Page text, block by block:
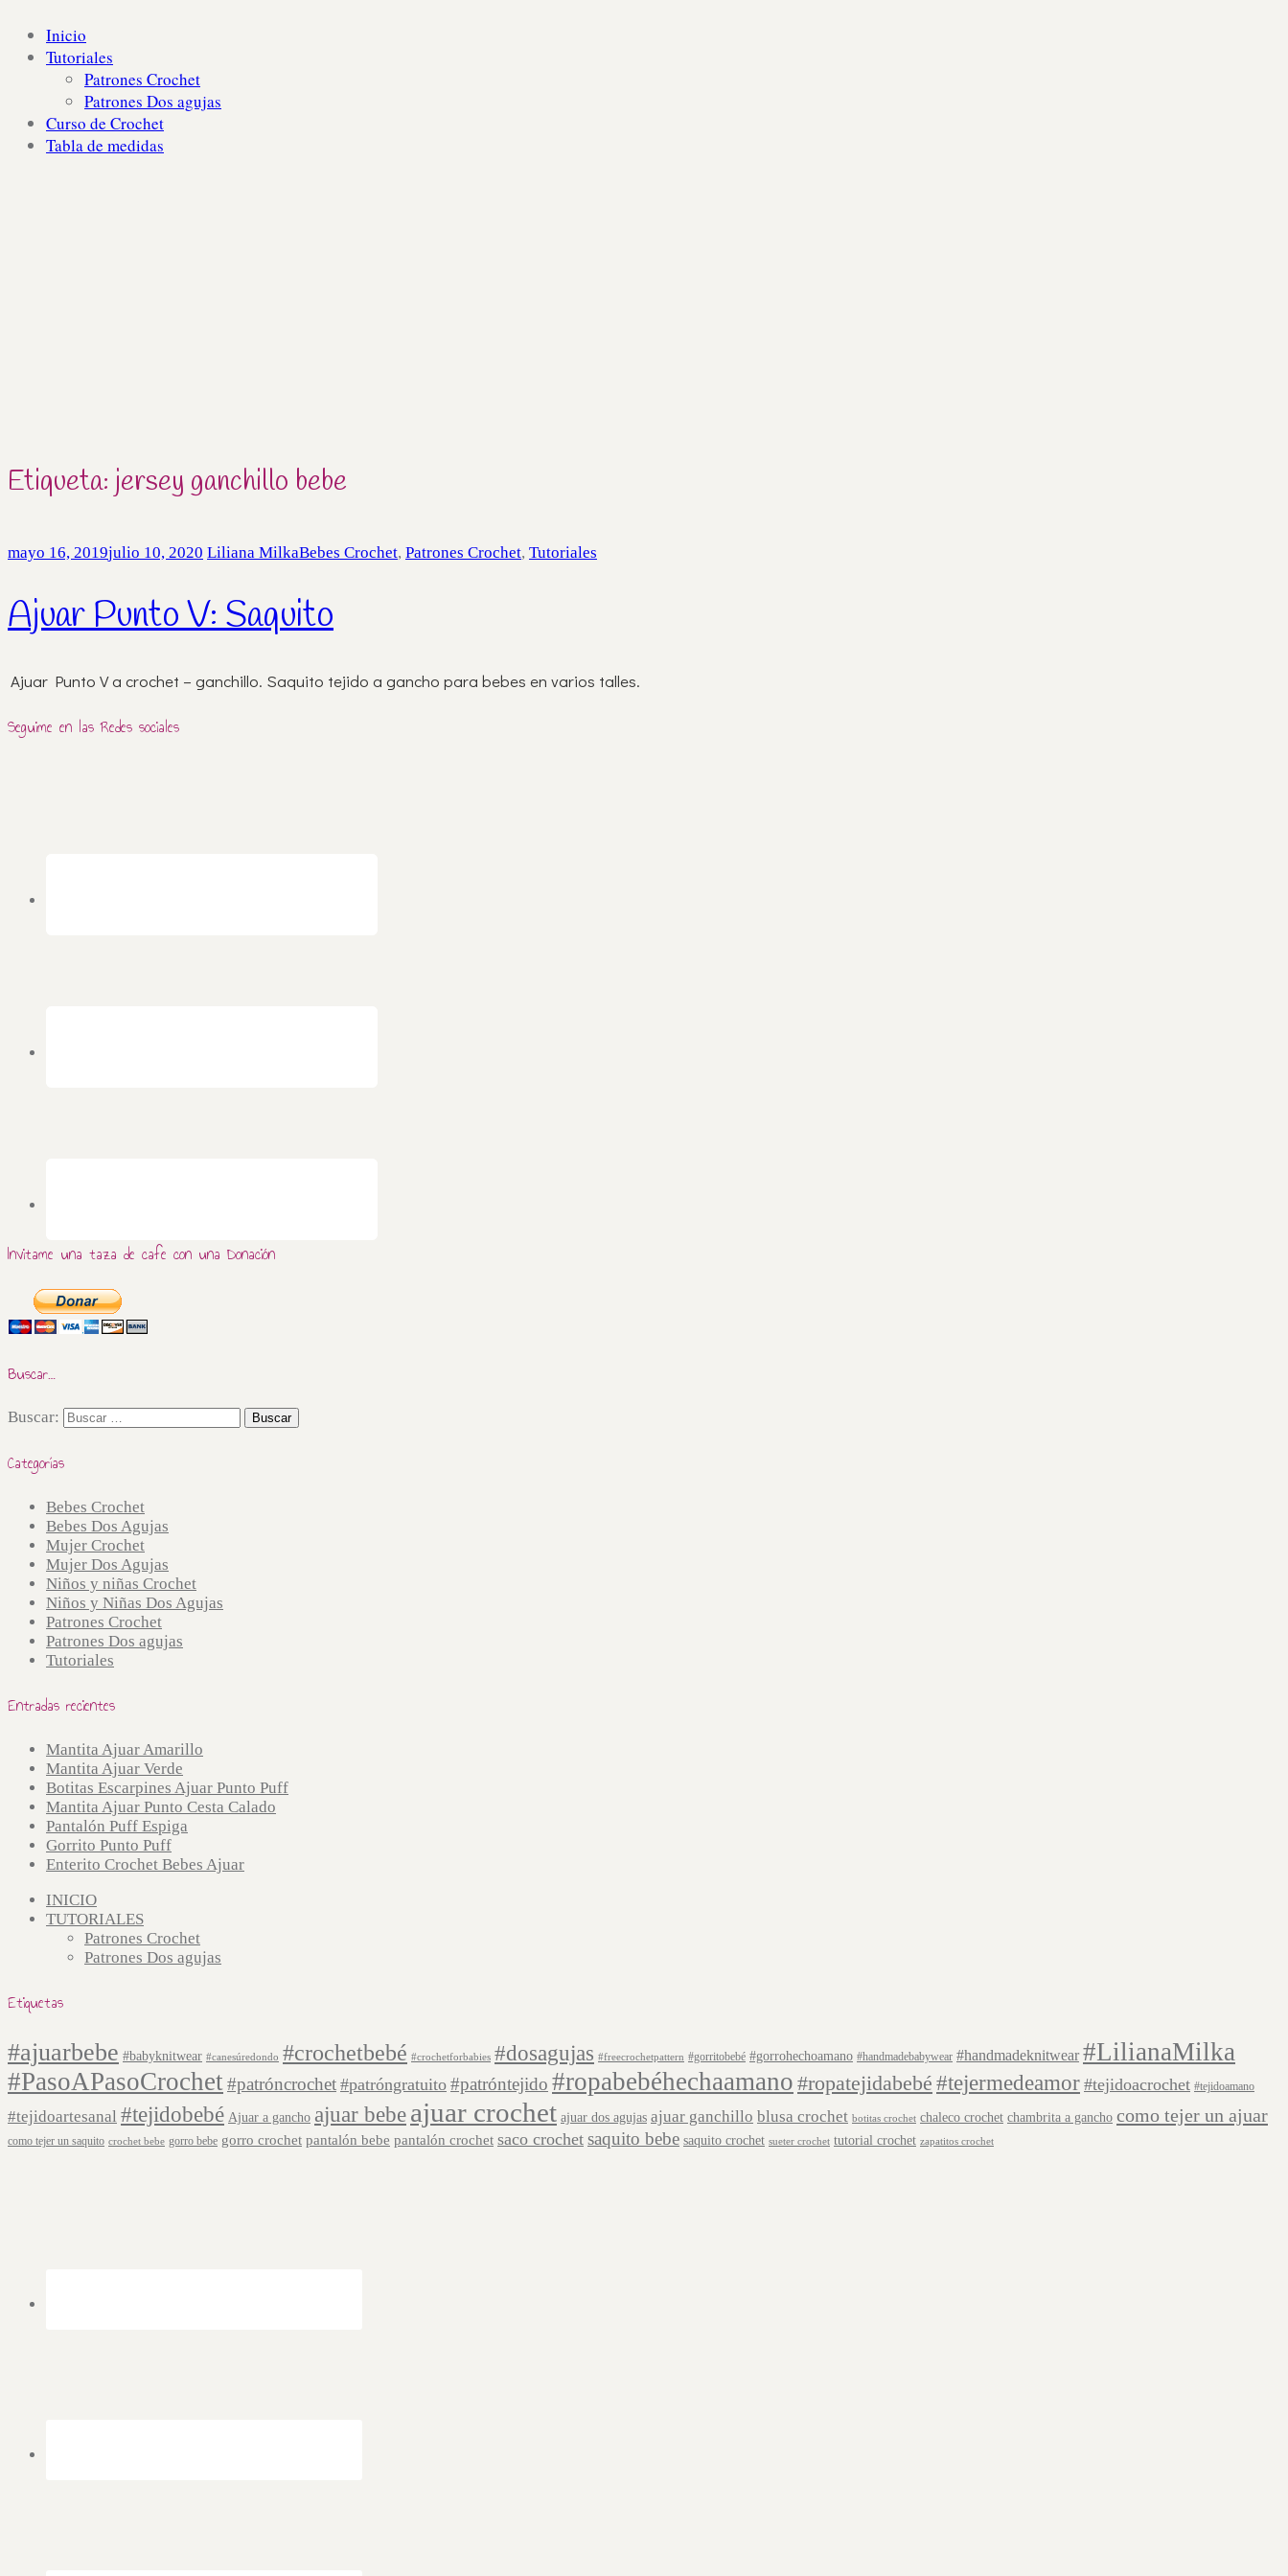
Inicio
Tutoriales
Patrones Crochet
Patrones Dos agujas
Curso de Crochet
Tabla de medidas
Etiqueta: jersey ganchillo bebe
mayo 16, 2019julio 10, 2020 Liliana MilkaBebes Crochet, Patrones Crochet, Tutoriales
Ajuar Punto V: Saquito
Ajuar Punto V a crochet – ganchillo. Saquito tejido a gancho para bebes en varios talles.
Seguime en las Redes sociales
Invitame una taza de cafe con una Donación
Buscar…
Buscar:
Categorías
Bebes Crochet
Bebes Dos Agujas
Mujer Crochet
Mujer Dos Agujas
Niños y niñas Crochet
Niños y Niñas Dos Agujas
Patrones Crochet
Patrones Dos agujas
Tutoriales
Entradas recientes
Mantita Ajuar Amarillo
Mantita Ajuar Verde
Botitas Escarpines Ajuar Punto Puff
Mantita Ajuar Punto Cesta Calado
Pantalón Puff Espiga
Gorrito Punto Puff
Enterito Crochet Bebes Ajuar
INICIO
TUTORIALES
Patrones Crochet
Patrones Dos agujas
Etiquetas
#ajuarbebe #babyknitwear #canesúredondo #crochetbebé #crochetforbabies #dosagujas #freecrochetpattern #gorritobebé #gorrohechoamano #handmadebabywear #handmadeknitwear #LilianaMilka
#PasoAPasoCrochet#patróncrochet #patróngratuito #patróntejido #ropabebéhechaamano #ropatejidabebé #tejermedeamor #tejidoacrochet #tejidoamano
#tejidoartesanal #tejidobebé Ajuar a gancho ajuar bebeajuar crochet ajuar dos agujas ajuar ganchillo blusa crochet botitas crochet chaleco crochet chambrita a gancho como tejer un ajuar
como tejer un saquito crochet bebe gorro bebe gorro crochet pantalón bebe pantalón crochet saco crochet saquito bebe saquito crochet sueter crochet tutorial crochet zapatitos crochet